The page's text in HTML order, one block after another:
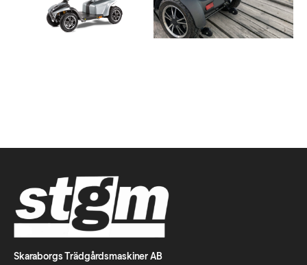
Skaraborgs Trädgårdsmaskiner AB